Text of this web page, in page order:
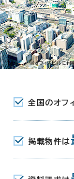
。
※オフィスビルに付
全国のオフ
掲載物件は